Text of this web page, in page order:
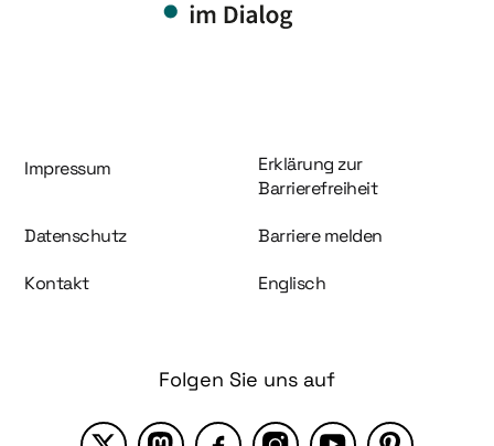
Information und Service
Impressum
Erklärung zur
Barrierefreiheit
Datenschutz Barriere melden
Kontakt Englisch
Folgen Sie uns auf